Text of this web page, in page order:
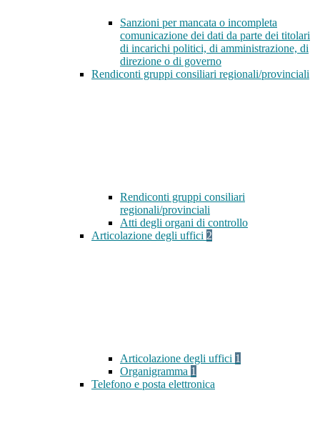
Sanzioni per mancata o incompleta
comunicazione dei dati da parte dei titolari
di incarichi politici, di amministrazione, di
direzione o di governo
Rendiconti gruppi consiliari regionali/provinciali
Rendiconti gruppi consiliari
regionali/provinciali
Atti degli organi di controllo
Articolazione degli uffici 2
Articolazione degli uffici 1
Organigramma 1
Telefono e posta elettronica